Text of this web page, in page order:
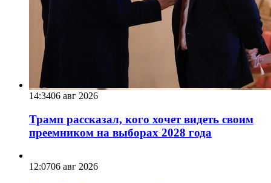
14:3406 авг 2026
Трамп рассказал, кого хочет видеть своим
преемником на выборах 2028 года
12:0706 авг 2026